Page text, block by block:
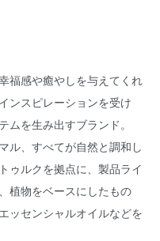
福感や癒やしを与えてくれ
ンスピレーションを受け
ムを生み出すブランド。
ル、すべてが自然と調和し
ゥルクを拠点に、製品ライ
植物をベースにしたもの
ッセンシャルオイルなどを